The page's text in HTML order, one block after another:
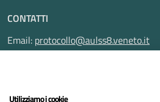
CONTATTI
Email: protocollo@aulss8.veneto.it
Pec:protocollo.aulss8@pecveneto.it
Utilizziamo i cookie